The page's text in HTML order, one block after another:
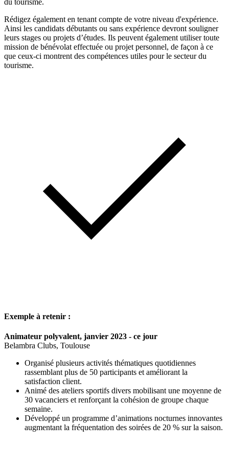
Rédigez également en tenant compte de votre niveau d'expérience.
Ainsi les candidats débutants ou sans expérience devront souligner
leurs stages ou projets d’études. Ils peuvent également utiliser toute
mission de bénévolat effectuée ou projet personnel, de façon à ce
que ceux-ci montrent des compétences utiles pour le secteur du
tourisme.
Exemple à retenir :
Animateur polyvalent, janvier 2023 - ce jour
Belambra Clubs, Toulouse
Organisé plusieurs activités thématiques quotidiennes
rassemblant plus de 50 participants et améliorant la
satisfaction client.
Animé des ateliers sportifs divers mobilisant une moyenne de
30 vacanciers et renforçant la cohésion de groupe chaque
semaine.
Développé un programme d’animations nocturnes innovantes
augmentant la fréquentation des soirées de 20 % sur la saison.